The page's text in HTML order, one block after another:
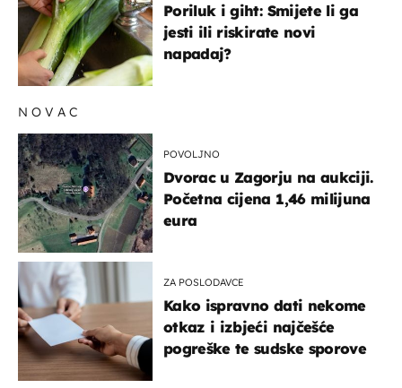
Poriluk i giht: Smijete li ga
jesti ili riskirate novi
napadaj?
NOVAC
POVOLJNO
Dvorac u Zagorju na aukciji.
Početna cijena 1,46 milijuna
eura
ZA POSLODAVCE
Kako ispravno dati nekome
otkaz i izbjeći najčešće
pogreške te sudske sporove